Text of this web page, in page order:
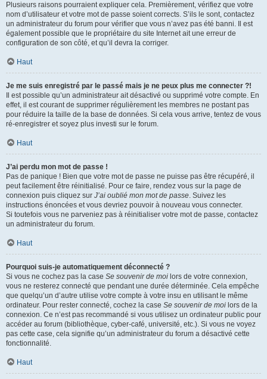
Plusieurs raisons pourraient expliquer cela. Premièrement, vérifiez que votre
nom d’utilisateur et votre mot de passe soient corrects. S’ils le sont, contactez
un administrateur du forum pour vérifier que vous n’avez pas été banni. Il est
également possible que le propriétaire du site Internet ait une erreur de
configuration de son côté, et qu’il devra la corriger.
Haut
Je me suis enregistré par le passé mais je ne peux plus me connecter ?!
Il est possible qu’un administrateur ait désactivé ou supprimé votre compte. En
effet, il est courant de supprimer régulièrement les membres ne postant pas
pour réduire la taille de la base de données. Si cela vous arrive, tentez de vous
ré-enregistrer et soyez plus investi sur le forum.
Haut
J’ai perdu mon mot de passe !
Pas de panique ! Bien que votre mot de passe ne puisse pas être récupéré, il
peut facilement être réinitialisé. Pour ce faire, rendez vous sur la page de
connexion puis cliquez sur J’ai oublié mon mot de passe. Suivez les
instructions énoncées et vous devriez pouvoir à nouveau vous connecter.
Si toutefois vous ne parveniez pas à réinitialiser votre mot de passe, contactez
un administrateur du forum.
Haut
Pourquoi suis-je automatiquement déconnecté ?
Si vous ne cochez pas la case Se souvenir de moi lors de votre connexion,
vous ne resterez connecté que pendant une durée déterminée. Cela empêche
que quelqu’un d’autre utilise votre compte à votre insu en utilisant le même
ordinateur. Pour rester connecté, cochez la case Se souvenir de moi lors de la
connexion. Ce n’est pas recommandé si vous utilisez un ordinateur public pour
accéder au forum (bibliothèque, cyber-café, université, etc.). Si vous ne voyez
pas cette case, cela signifie qu’un administrateur du forum a désactivé cette
fonctionnalité.
Haut